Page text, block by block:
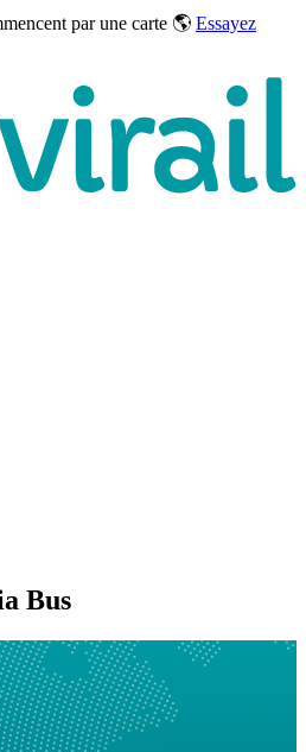
par une carte 🌎 Essayez
Bus